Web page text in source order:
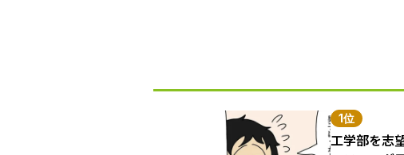
1位
工学部を志